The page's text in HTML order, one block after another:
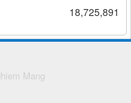
18,725,891